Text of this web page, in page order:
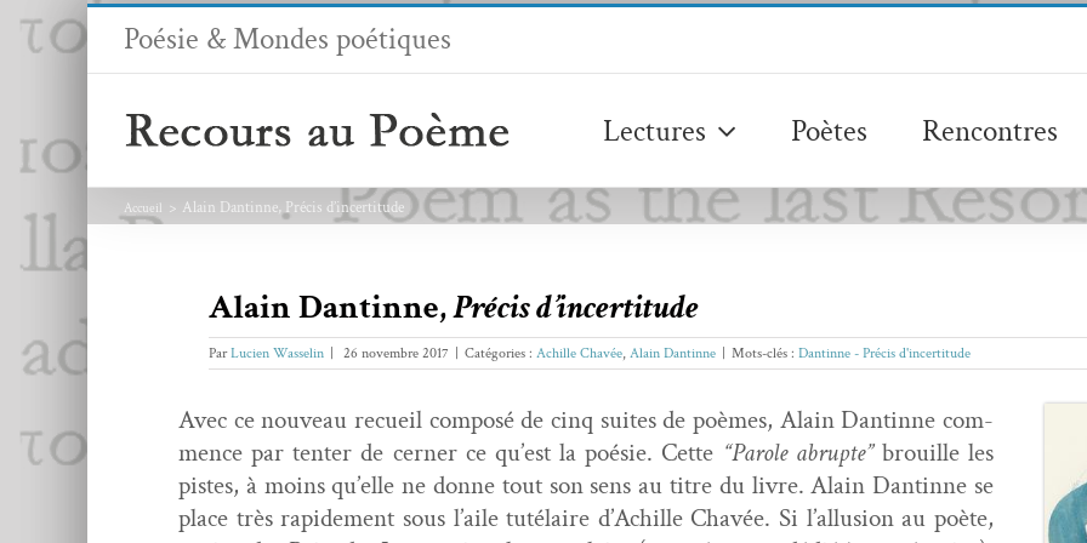
Passer
Poésie & Mondes poétiques
Lectures Poètes Rencontres
Accueil Alain Dantinne, Précis d’incertitude
Alain Dantinne,Précis d’incertitude
ParLucien Wasselin 26 novembre 2017 Catégories : Achille Chavée, Alain Dantinne Mots-clés : Dantinne - Précis d'incertitude
Avec ce nou­veau recueil com­posé de cinq suites de poèmes, Alain Dan­tinne com­
mence par ten­ter de cern­er ce qu’est la poésie. Cette “Parole abrupte”brouille les
pistes, à moins qu’elle ne donne tout son sens au titre du livre. Alain Dan­tinne se
place très rapi­de­ment sous l’aile tutélaire d’Achille Chavée. Si l’al­lu­sion au poète,